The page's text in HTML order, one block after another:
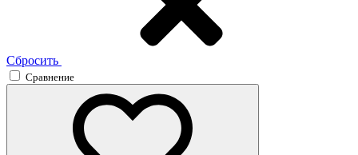
Сбросить
Сравнение